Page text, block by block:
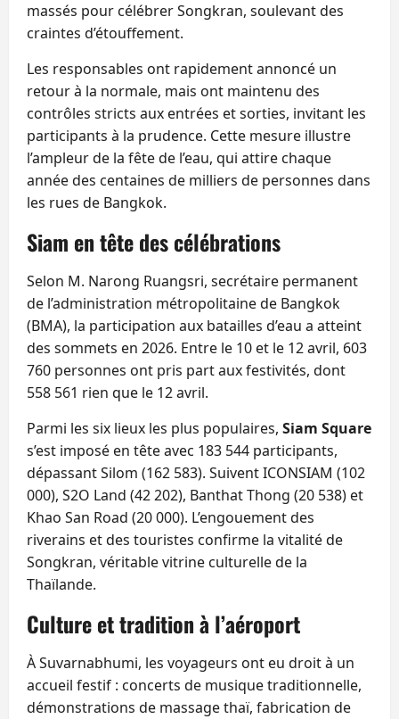
massés pour célébrer Songkran, soulevant des
craintes d’étouffement.
Les responsables ont rapidement annoncé un
retour à la normale, mais ont maintenu des
contrôles stricts aux entrées et sorties, invitant les
participants à la prudence. Cette mesure illustre
l’ampleur de la fête de l’eau, qui attire chaque
année des centaines de milliers de personnes dans
les rues de Bangkok.
Siam en tête des célébrations
Selon M. Narong Ruangsri, secrétaire permanent
de l’administration métropolitaine de Bangkok
(BMA), la participation aux batailles d’eau a atteint
des sommets en 2026. Entre le 10 et le 12 avril, 603
760 personnes ont pris part aux festivités, dont
558 561 rien que le 12 avril.
Parmi les six lieux les plus populaires, Siam Square
s’est imposé en tête avec 183 544 participants,
dépassant Silom (162 583). Suivent ICONSIAM (102
000), S2O Land (42 202), Banthat Thong (20 538) et
Khao San Road (20 000). L’engouement des
riverains et des touristes confirme la vitalité de
Songkran, véritable vitrine culturelle de la
Thaïlande.
Culture et tradition à l’aéroport
À Suvarnabhumi, les voyageurs ont eu droit à un
accueil festif : concerts de musique traditionnelle,
démonstrations de massage thaï, fabrication de